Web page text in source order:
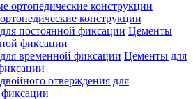
конструкции
Цементы
фиксации
Цементы для